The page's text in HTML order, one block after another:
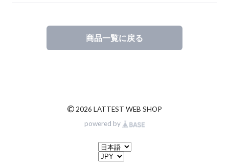
商品一覧に戻る
© 2026 LATTEST WEB SHOP
powered by